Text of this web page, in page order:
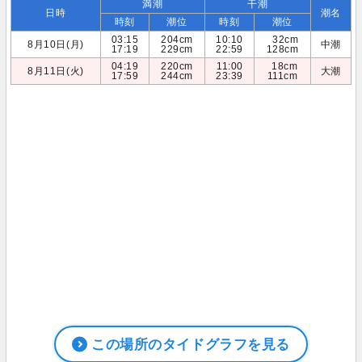
日時
満潮 干潮
潮名
時刻 潮位 時刻
潮位
8月10日(月)
03:15
17:19
204cm
229cm
10:10
22:59
32cm
128cm
中潮
8月11日(火)
04:19
17:59
220cm
244cm
11:00
23:39
18cm
111cm
大潮
この場所のタイドグラフを見る